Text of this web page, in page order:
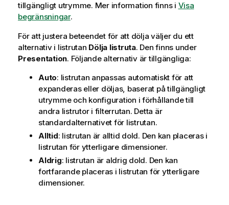
tillgängligt utrymme. Mer information finns i Visa
begränsningar.
För att justera beteendet för att dölja väljer du ett
alternativ i listrutan Dölja listruta. Den finns under
Presentation. Följande alternativ är tillgängliga:
Auto: listrutan anpassas automatiskt för att
expanderas eller döljas, baserat på tillgängligt
utrymme och konfiguration i förhållande till
andra listrutor i filterrutan. Detta är
standardalternativet för listrutan.
Alltid: listrutan är alltid dold. Den kan placeras i
listrutan för ytterligare dimensioner.
Aldrig: listrutan är aldrig dold. Den kan
fortfarande placeras i listrutan för ytterligare
dimensioner.